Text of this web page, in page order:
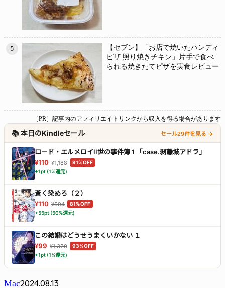
5
【セブン】「お店で焼いたハンディ
ピザ 照り焼きチキン」片手で食べ
られる焼きたてピザを実食レビュー
［PR］記事内のアフィリエイトリンクから収入を得る場合があります
📚 本日のKindleセール セール29件を見る →
ロード・エルメロイII世の事件簿 1 「case.剥離城アドラ」
¥110 ¥1,188
91%OFF
+1pt (1%還元)
蒼く染めろ（２）
¥110 ¥594
81%OFF
+55pt (50%還元)
この結婚はどうせうまくいかない １
¥99 ¥1,320
93%OFF
+1pt (1%還元)
Mac2024.08.13